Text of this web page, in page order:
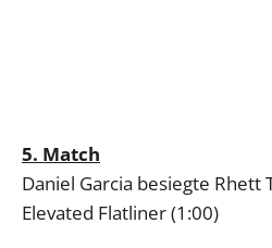
5. Match
Daniel Garcia besiegte Rhett
Elevated Flatliner (1:00)